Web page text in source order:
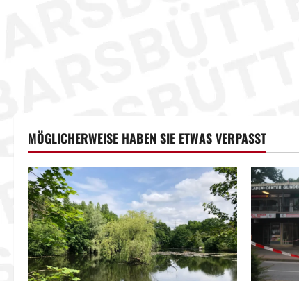
MÖGLICHERWEISE HABEN SIE ETWAS VERPASST